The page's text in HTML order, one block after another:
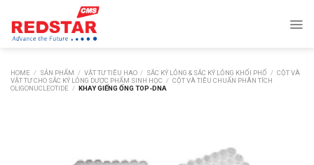
content
HOME / SẢN PHẨM / VẬT TƯ TIÊU HAO / SẮC KÝ LỎNG & SẮC KÝ LỎNG KHỐI PHỔ / CỘT VÀ
VẬT TƯ CHO SẮC KÝ LỎNG DƯỢC PHẨM SINH HỌC / CỘT VÀ TIÊU CHUẨN PHÂN TÍCH
OLIGONUCLEOTIDE / KHAY GIẾNG ỐNG TOP-DNA